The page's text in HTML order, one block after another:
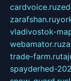
cardvoice.ru
zarafshan.ru
vladivostok-
webamator.ru
trade-farm.ru
spayderhed-